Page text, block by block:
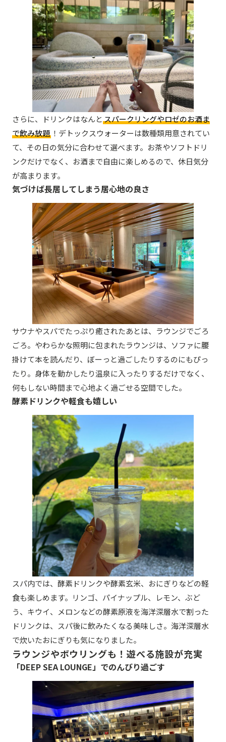
さらに、ドリンクはなんとスパークリングやロゼのお酒ま
で飲み放題 ！デトックスウォーターは数種類用意されてい
て、その日の気分に合わせて選べます。お茶やソフトドリ
ンクだけでなく、お酒まで自由に楽しめるので、休日気分
が高まります。
気づけば長居してしまう居心地の良さ
サウナやスパでたっぷり癒されたあとは、ラウンジでごろ
ごろ。やわらかな照明に包まれたラウンジは、ソファに腰
掛けて本を読んだり、ぼーっと過ごしたりするのにもぴっ
たり。身体を動かしたり温泉に入ったりするだけでなく、
何もしない時間まで心地よく過ごせる空間でした。
酵素ドリンクや軽食も嬉しい
スパ内では、酵素ドリンクや酵素玄米、おにぎりなどの軽
食も楽しめます。リンゴ、パイナップル、レモン、ぶど
う、キウイ、メロンなどの酵素原液を海洋深層水で割った
ドリンクは、スパ後に飲みたくなる美味しさ。海洋深層水
で炊いたおにぎりも気になりました。
ラウンジやボウリングも！遊べる施設が充実
「DEEP SEA LOUNGE」でのんびり過ごす